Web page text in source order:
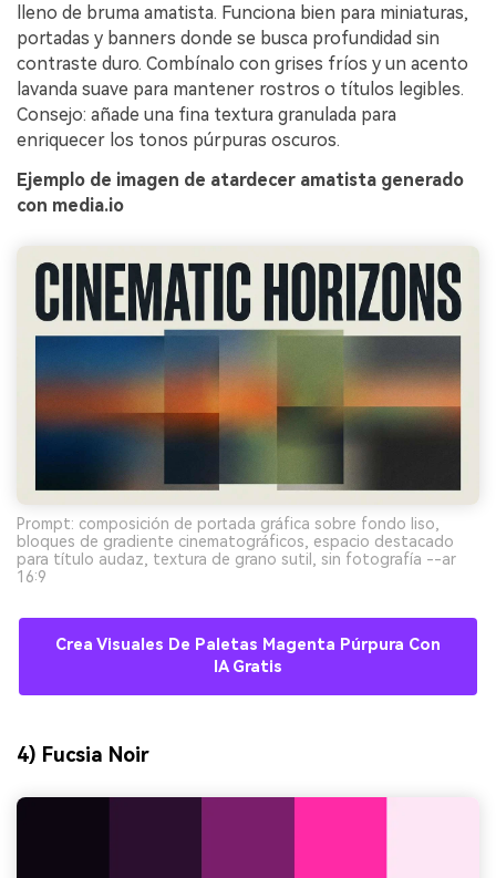
lleno de bruma amatista. Funciona bien para miniaturas,
portadas y banners donde se busca profundidad sin
contraste duro. Combínalo con grises fríos y un acento
lavanda suave para mantener rostros o títulos legibles.
Consejo: añade una fina textura granulada para
enriquecer los tonos púrpuras oscuros.
Ejemplo de imagen de atardecer amatista generado
con media.io
Prompt: composición de portada gráfica sobre fondo liso,
bloques de gradiente cinematográficos, espacio destacado
para título audaz, textura de grano sutil, sin fotografía --ar
16:9
Crea Visuales De Paletas Magenta Púrpura Con
IA Gratis
4) Fucsia Noir